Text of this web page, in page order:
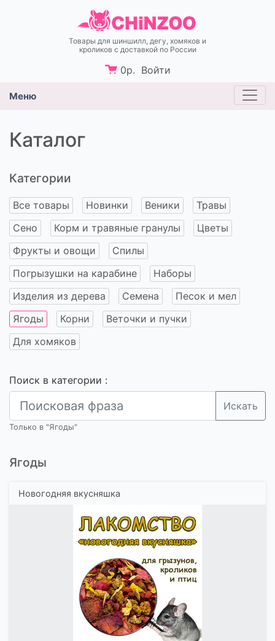
Товары для шиншилл, дегу, хомяков и
кроликов c доставкой по России
0р. Войти
Меню
Каталог
Категории
Все товары Новинки Веники
Травы
Сено
Корм и травяные гранулы
Цветы
Фрукты и овощи
Спилы
Погрызушки на карабине
Наборы
Изделия из дерева
Семена
Песок и мел
Ягоды
Корни
Веточки и пучки
Для хомяков
Поиск в категории :
Искать
Только в "Ягоды"
Ягоды
Новогодняя вкусняшка